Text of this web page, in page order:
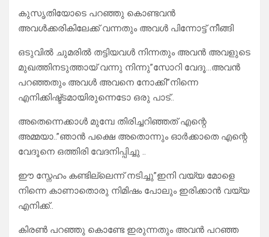
കുസൃതിയോടെ പറഞ്ഞു കൊണ്ടവൻ
അവൾക്കരികിലേക്ക് വന്നതും അവൾ പിന്നോട്ട് നീങ്ങി
ഒടുവിൽ ചുമരിൽ തട്ടിയവൾ നിന്നതും അവൻ അവളുടെ
മുഖത്തിനടുത്തായ് വന്നു നിന്നു”സോറി വേദൂ…അവൻ
പറഞ്ഞതും അവൾ അവനെ നോക്കി”നിന്നെ
എനിക്കിഷ്ട്ടമായിരുന്നെടോ ഒരു പാട്..
അതെന്നെക്കാൾ മുമ്പേ തിരിച്ചറിഞ്ഞത് എന്റെ
അമ്മയാ..”ഞാൻ പക്ഷെ അതൊന്നും ഓർക്കാതെ എന്റെ
വേദൂനെ ഒത്തിരി വേദനിപ്പിച്ചു ..
ഈ സ്നേഹം കണ്ടില്ലെന്ന് നടിച്ചു”ഇനി വയ്യ മോളെ
നിന്നെ കാണാതൊരു നിമിഷം പോലും ഇരിക്കാൻ വയ്യ
എനിക്ക്..
കിരൺ പറഞ്ഞു കൊണ്ടേ ഇരുന്നതും അവൻ പറഞ്ഞ